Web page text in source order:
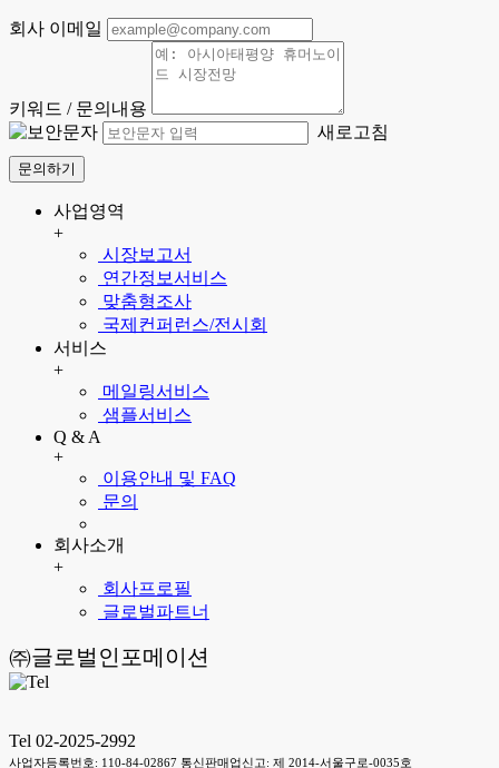
회사 이메일
키워드 / 문의내용
새로고침
문의하기
사업영역
+
시장보고서
연간정보서비스
맞춤형조사
국제컨퍼런스/전시회
서비스
+
메일링서비스
샘플서비스
Q & A
+
이용안내 및 FAQ
문의
회사소개
+
회사프로필
글로벌파트너
㈜글로벌인포메이션
Tel 02-2025-2992
사업자등록번호: 110-84-02867 통신판매업신고: 제 2014-서울구로-0035호